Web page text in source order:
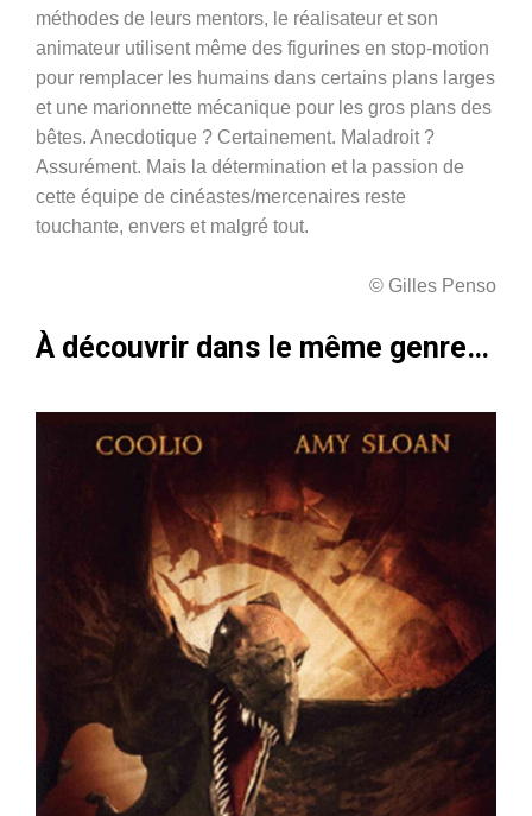
méthodes de leurs mentors, le réalisateur et son
animateur utilisent même des figurines en stop-motion
pour remplacer les humains dans certains plans larges
et une marionnette mécanique pour les gros plans des
bêtes. Anecdotique ? Certainement. Maladroit ?
Assurément. Mais la détermination et la passion de
cette équipe de cinéastes/mercenaires reste
touchante, envers et malgré tout.
© Gilles Penso
À découvrir dans le même genre…